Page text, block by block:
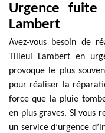
Urgence
Lambert
Avez-vous besoin de
Tilleul Lambert en
provoque le plus
pour réaliser la
force que la pluie
en plus graves. Si vous
un service d’urgence